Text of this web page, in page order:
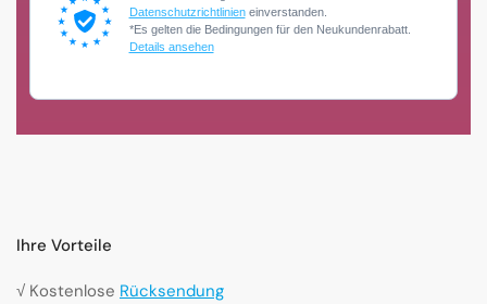
Datenschutzrichtlinieneinverstanden.
*Es gelten die Bedingungen für den Neukundenrabatt.
Details ansehen
Ihre Vorteile
√ Kostenlose Rücksendung